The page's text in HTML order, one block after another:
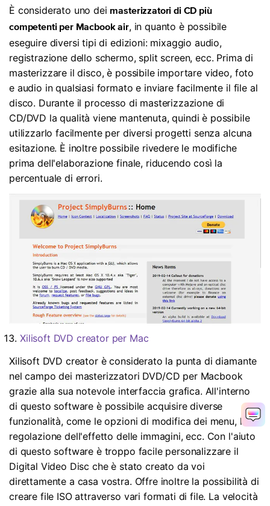
È considerato uno dei masterizzatori di CD più
competenti per Macbook air, in quanto è possibile
eseguire diversi tipi di edizioni: mixaggio audio,
registrazione dello schermo, split screen, ecc. Prima di
masterizzare il disco, è possibile importare video, foto
e audio in qualsiasi formato e inviare facilmente il file al
disco. Durante il processo di masterizzazione di
CD/DVD la qualità viene mantenuta, quindi è possibile
utilizzarlo facilmente per diversi progetti senza alcuna
esitazione. È inoltre possibile rivedere le modifiche
prima dell'elaborazione finale, riducendo così la
percentuale di errori.
Xilisoft DVD creator per Mac
Xilisoft DVD creator è considerato la punta di diamante
nel campo dei masterizzatori DVD/CD per Macbook
grazie alla sua notevole interfaccia grafica. All'interno
di questo software è possibile acquisire diverse
funzionalità, come le opzioni di modifica dei menu, la
regolazione dell'effetto delle immagini, ecc. Con l'aiuto
di questo software è troppo facile personalizzare il
Digital Video Disc che è stato creato da voi
direttamente a casa vostra. Offre inoltre la possibilità di
creare file ISO attraverso vari formati di file. La velocità